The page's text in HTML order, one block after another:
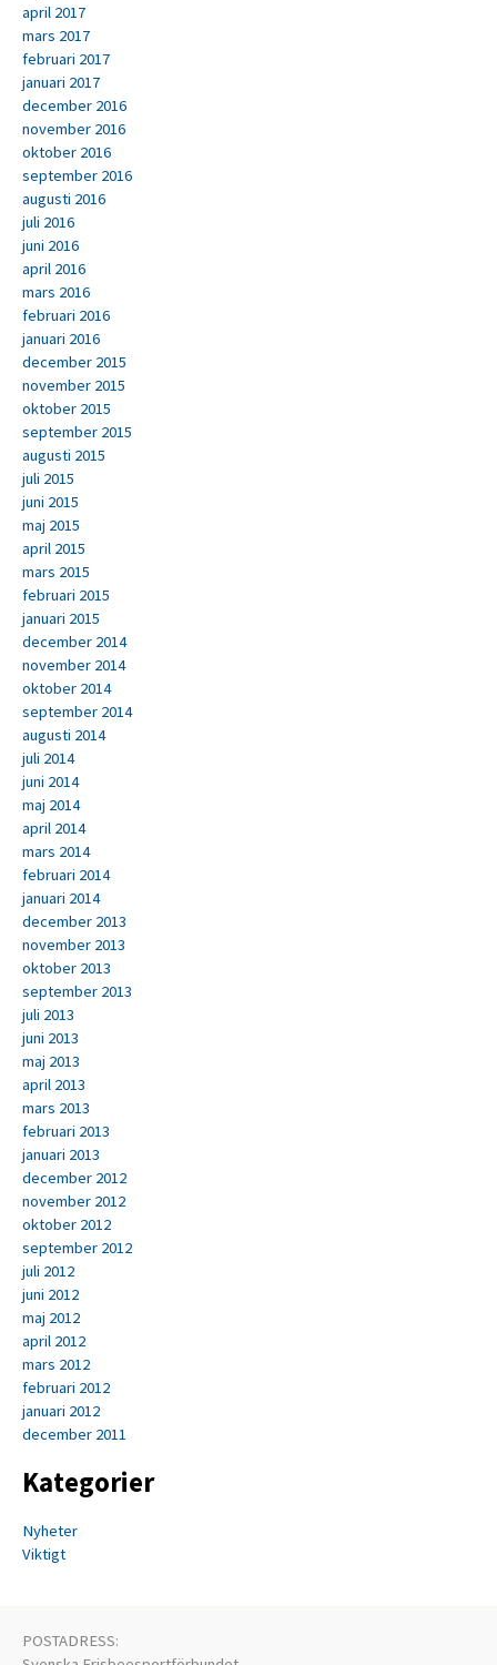
april 2017
mars 2017
februari 2017
januari 2017
december 2016
november 2016
oktober 2016
september 2016
augusti 2016
juli 2016
juni 2016
april 2016
mars 2016
februari 2016
januari 2016
december 2015
november 2015
oktober 2015
september 2015
augusti 2015
juli 2015
juni 2015
maj 2015
april 2015
mars 2015
februari 2015
januari 2015
december 2014
november 2014
oktober 2014
september 2014
augusti 2014
juli 2014
juni 2014
maj 2014
april 2014
mars 2014
februari 2014
januari 2014
december 2013
november 2013
oktober 2013
september 2013
juli 2013
juni 2013
maj 2013
april 2013
mars 2013
februari 2013
januari 2013
december 2012
november 2012
oktober 2012
september 2012
juli 2012
juni 2012
maj 2012
april 2012
mars 2012
februari 2012
januari 2012
december 2011
Kategorier
Nyheter
Viktigt
POSTADRESS: